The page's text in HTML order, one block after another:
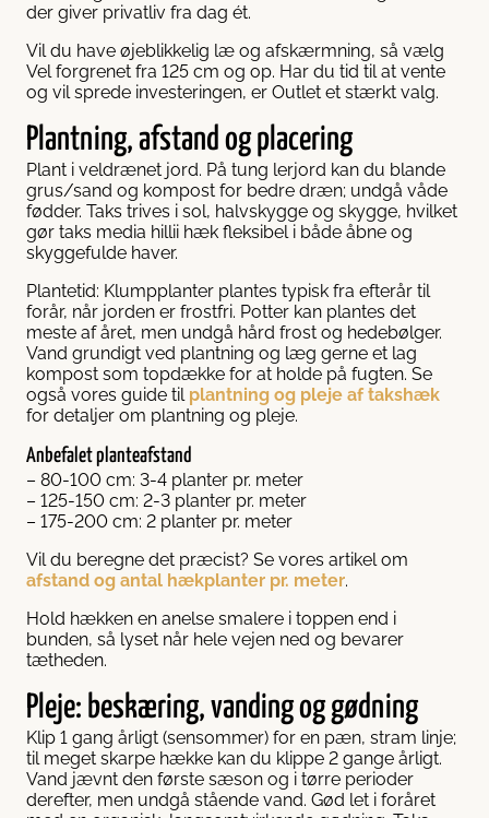
der giver privatliv fra dag ét.
Vil du have øjeblikkelig læ og afskærmning, så vælg
Vel forgrenet fra 125 cm og op. Har du tid til at vente
og vil sprede investeringen, er Outlet et stærkt valg.
Plantning, afstand og placering
Plant i veldrænet jord. På tung lerjord kan du blande
grus/sand og kompost for bedre dræn; undgå våde
fødder. Taks trives i sol, halvskygge og skygge, hvilket
gør taks media hillii hæk fleksibel i både åbne og
skyggefulde haver.
Plantetid: Klumpplanter plantes typisk fra efterår til
forår, når jorden er frostfri. Potter kan plantes det
meste af året, men undgå hård frost og hedebølger.
Vand grundigt ved plantning og læg gerne et lag
kompost som topdække for at holde på fugten. Se
også vores guide til plantning og pleje af takshæk
for detaljer om plantning og pleje.
Anbefalet planteafstand
– 80-100 cm: 3-4 planter pr. meter
– 125-150 cm: 2-3 planter pr. meter
– 175-200 cm: 2 planter pr. meter
Vil du beregne det præcist? Se vores artikel om
afstand og antal hækplanter pr. meter.
Hold hækken en anelse smalere i toppen end i
bunden, så lyset når hele vejen ned og bevarer
tætheden.
Pleje: beskæring, vanding og gødning
Klip 1 gang årligt (sensommer) for en pæn, stram linje;
til meget skarpe hække kan du klippe 2 gange årligt.
Vand jævnt den første sæson og i tørre perioder
derefter, men undgå stående vand. Gød let i foråret